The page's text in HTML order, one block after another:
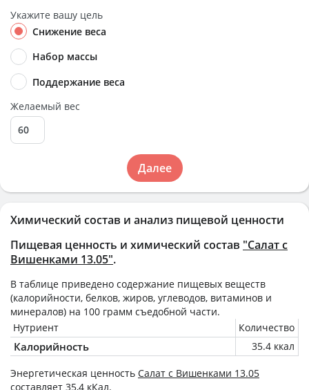
Химический состав и анализ пищевой ценности
Пищевая ценность и химический состав "Салат с
Вишенками 13.05".
В таблице приведено содержание пищевых веществ
(калорийности, белков, жиров, углеводов, витаминов и
минералов) на 100 грамм съедобной части.
Нутриент
Количество
Калорийность 35.4 ккал
Энергетическая ценность Салат с Вишенками 13.05
составляет 35,4 кКал.
Укажите вашу цель
Снижение веса
Набор массы
Поддержание веса
Желаемый вес
Далее